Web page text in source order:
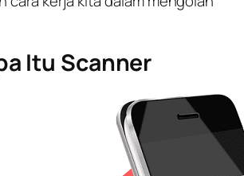
Itu Scanner